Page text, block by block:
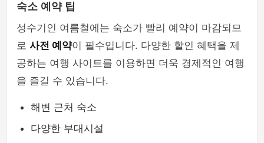
숙소 예약 팁
성수기인 여름철에는 숙소가 빨리 예약이 마감되므
로 사전 예약이 필수입니다. 다양한 할인 혜택을 제
공하는 여행 사이트를 이용하면 더욱 경제적인 여행
을 즐길 수 있습니다.
해변 근처 숙소
다양한 부대시설